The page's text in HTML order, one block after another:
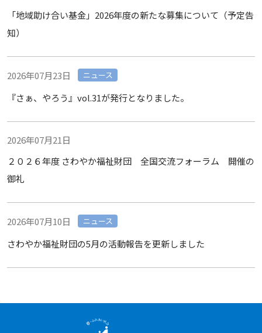
「地域助け合い基金」2026年度の新たな募集について（予定告
知）
2026年07月23日 ニュース
『さぁ、やろう』vol.31が発行となりました。
2026年07月21日
２０２６年度 さわやか福祉財団 全国交流フォーラム 開催の
御礼
2026年07月10日 ニュース
さわやか福祉財団の5月の活動報告を更新しました